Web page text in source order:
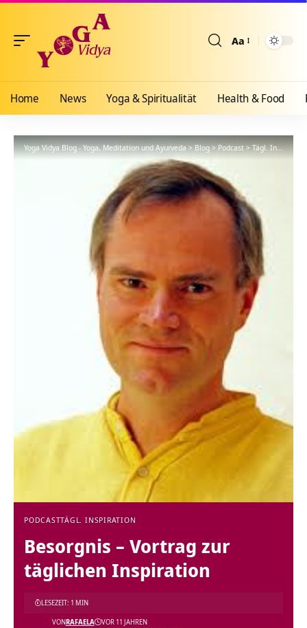
Aa
Home News Yoga & Spiritualität Health & Food
Yoga Vidya Blog - Yoga, Meditation und Ayurveda>Blog>Podcast>Tägl. Inspiration
PODCASTTÄGL. INSPIRATION
Besorgnis – Vortrag zur
täglichen Inspiration
VONRAFAELA VOR 11 JAHREN
LESEZEIT: 1 MIN